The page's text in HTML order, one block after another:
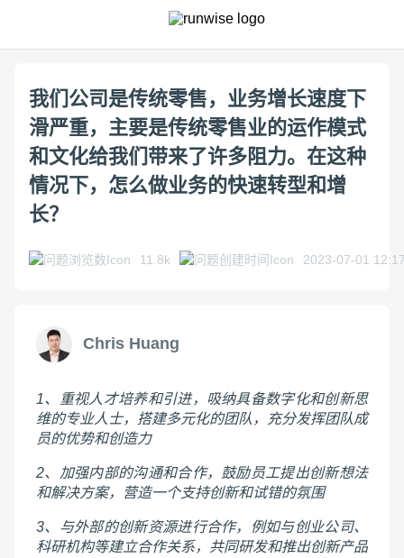
我们公司是传统零售，业务增长速度下
滑严重，主要是传统零售业的运作模式
和文化给我们带来了许多阻力。在这种
情况下，怎么做业务的快速转型和增
长？
11.8k 2023-07-01
Chris Huang
1、重视人才培养和引进，吸纳具备数字化和创新思
维的专业人士，搭建多元化的团队，充分发挥团队成
员的优势和创造力
2、加强内部的沟通和合作，鼓励员工提出创新想法
和解决方案，营造一个支持创新和试错的氛围
3、与外部的创新资源进行合作，例如与创业公司、
科研机构等建立合作关系，共同研发和推出创新产品